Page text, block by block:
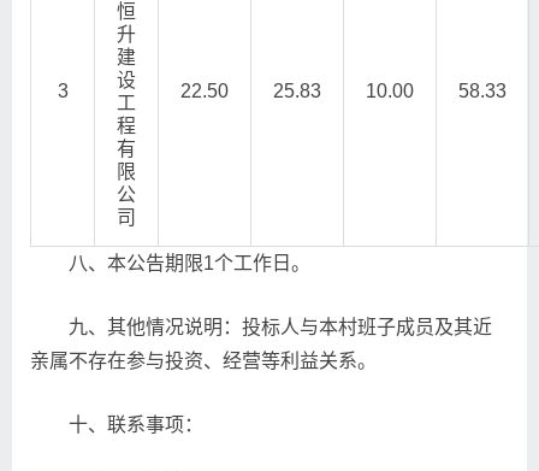
3
恒
升
建
设
工
程
有
限
公
司
22.50 25.83 10.00 58.33
八、本公告期限1个工作日。
九、其他情况说明：投标人与本村班子成员及其近
亲属不存在参与投资、经营等利益关系。
十、联系事项：